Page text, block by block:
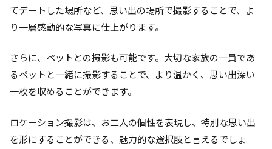
てデートした場所など、思い出の場所で撮影することで、よ
り一層感動的な写真に仕上がります。
さらに、ペットとの撮影も可能です。大切な家族の一員であ
るペットと一緒に撮影することで、より温かく、思い出深い
一枚を収めることができます。
ロケーション撮影は、お二人の個性を表現し、特別な思い出
を形にすることができる、魅力的な選択肢と言えるでしょ